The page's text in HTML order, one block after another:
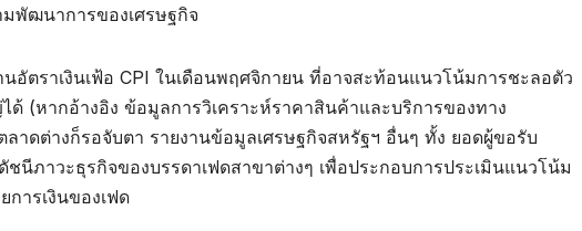
พัฒนาการของเศรษฐกิจ
อัตราเงินเฟ้อ CPI ในเดือนพฤศจิกายน ที่อาจสะท้อนแนวโน้มการชะลอตัว
(หากอ้างอิง ข้อมูลการวิเคราะห์ราคาสินค้าและบริการของทาง
าดต่างก็รอจับตา รายงานข้อมูลเศรษฐกิจสหรัฐฯ อื่นๆ ทั้ง ยอดผู้ขอรับ
นีภาวะธุรกิจของบรรดาเฟดสาขาต่างๆ เพื่อประกอบการประเมินแนวโน้ม
ารเงินของเฟด